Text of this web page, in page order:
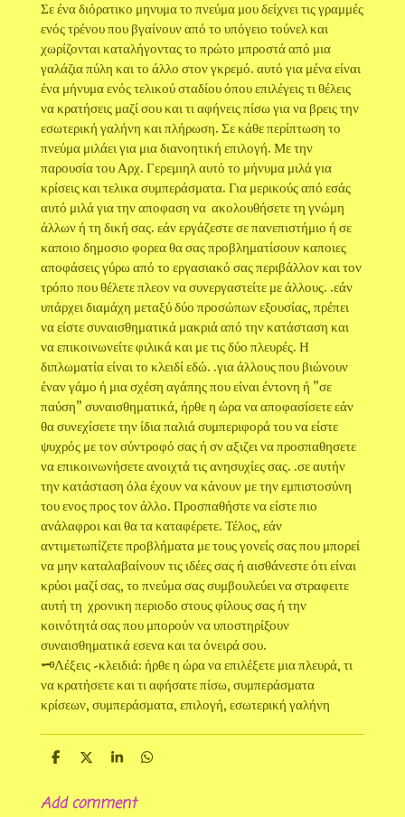
Σε ένα διόρατικο μηνυμα το πνεύμα μου δείχνει τις γραμμές
ενός τρένου που βγαίνουν από το υπόγειο τούνελ και
χωρίζονται καταλήγοντας το πρώτο μπροστά από μια
γαλάζια πύλη και το άλλο στον γκρεμό. αυτό για μένα είναι
ένα μήνυμα ενός τελικού σταδίου όπου επιλέγεις τι θέλεις
να κρατήσεις μαζί σου και τι αφήνεις πίσω για να βρεις την
εσωτερική γαλήνη και πλήρωση. Σε κάθε περίπτωση το
πνεύμα μιλάει για μια διανοητική επιλογή. Με την
παρουσία του Αρχ. Γερεμιηλ αυτό το μήνυμα μιλά για
κρίσεις και τελικα συμπεράσματα. Για μερικούς από εσάς
αυτό μιλά για την αποφαση να ακολουθήσετε τη γνώμη
άλλων ή τη δική σας. εάν εργάζεστε σε πανεπιστήμιο ή σε
καποιο δημοσιο φορεα θα σας προβληματίσουν καποιες
αποφάσεις γύρω από το εργασιακό σας περιβάλλον και τον
τρόπο που θέλετε πλεον να συνεργαστείτε με άλλους. .εάν
υπάρχει διαμάχη μεταξύ δύο προσώπων εξουσίας, πρέπει
να είστε συναισθηματικά μακριά από την κατάσταση και
να επικοινωνείτε φιλικά και με τις δύο πλευρές. Η
διπλωματία είναι το κλειδί εδώ. .για άλλους που βιώνουν
έναν γάμο ή μια σχέση αγάπης που είναι έντονη ή "σε
παύση" συναισθηματικά, ήρθε η ώρα να αποφασίσετε εάν
θα συνεχίσετε την ίδια παλιά συμπεριφορά του να είστε
ψυχρός με τον σύντροφό σας ή σν αξιζει να προσπαθησετε
να επικοινωνήσετε ανοιχτά τις ανησυχίες σας. .σε αυτήν
την κατάσταση όλα έχουν να κάνουν με την εμπιστοσύνη
του ενος προς τον άλλο. Προσπαθήστε να είστε πιο
ανάλαφροι και θα τα καταφέρετε. Τέλος, εάν
αντιμετωπίζετε προβλήματα με τους γονείς σας που μπορεί
να μην καταλαβαίνουν τις ιδέες σας ή αισθάνεστε ότι είναι
κρύοι μαζί σας, το πνεύμα σας συμβουλεύει να στραφειτε
αυτή τη χρονικη περιοδο στους φίλους σας ή την
κοινότητά σας που μπορούν να υποστηρίξουν
συναισθηματικά εσενα και τα όνειρά σου.
🗝Λέξεις -κλειδιά: ήρθε η ώρα να επιλέξετε μια πλευρά, τι
να κρατήσετε και τι αφήσατε πίσω, συμπεράσματα
κρίσεων, συμπεράσματα, επιλογή, εσωτερική γαλήνη
S
r
S
r
S
r
S
Add comment